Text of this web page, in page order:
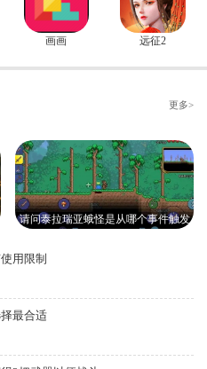
画画 远征2
更多>
请问泰拉瑞亚蛾怪是从哪个事件触发
用限制
最合适